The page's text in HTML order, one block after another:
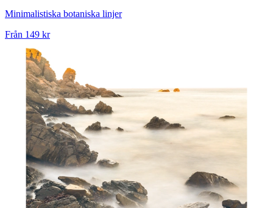
Minimalistiska botaniska linjer
Från 149 kr